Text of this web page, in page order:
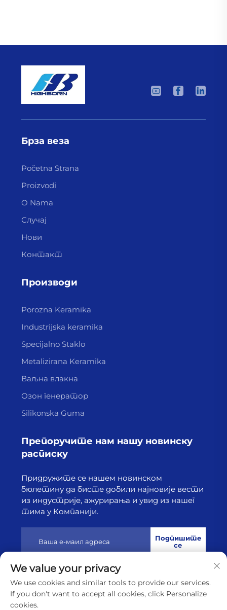
Брза веза
Početna Strana
Proizvodi
O Nama
Случај
Нови
Контакт
Производи
Porozna Keramika
Industrijska keramika
Specijalno Staklo
Metalizirana Keramika
Ваљна влакна
Озон генератор
Silikonska Guma
Препоручите нам нашу новинску
расписку
Придружите се нашем новинском
бюлетину да бисте добили најновије вести
из индустрије, ажурирања и увид из нашег
тима у Компанији.
Подпишите
се
Ауторско право © 2025 од стране Лиањунганга Хајборн
Технологија Цо, Лтд.
Политике приватности
We value your privacy
We use cookies and similar tools to provide our services.
If you don't want to accept all cookies, click Personalize
cookies.